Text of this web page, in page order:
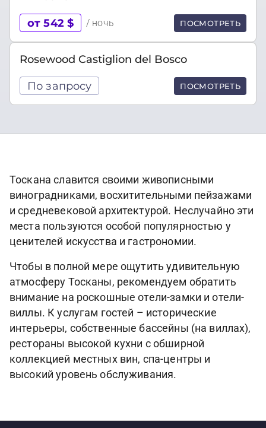
от 542 $ / ночь ПОСМОТРЕТЬ
Rosewood Castiglion del Bosco
По запросу ПОСМОТРЕТЬ
​Тоскана славится своими живописными
виноградниками, восхитительными пейзажами
и средневековой архитектурой. Неслучайно эти
места пользуются особой популярностью у
ценителей искусства и гастрономии.
Чтобы в полной мере ощутить удивительную
атмосферу Тосканы, рекомендуем обратить
внимание на роскошные отели-замки и отели-
виллы. К услугам гостей – исторические
интерьеры, собственные бассейны (на виллах),
рестораны высокой кухни с обширной
коллекцией местных вин, спа-центры и
высокий уровень обслуживания.